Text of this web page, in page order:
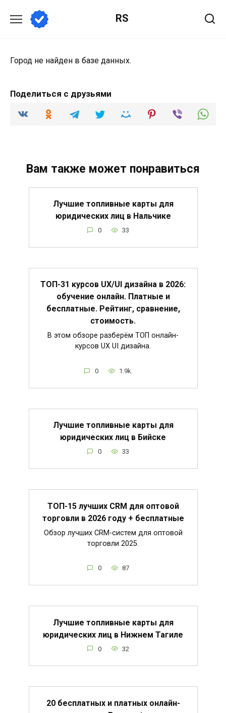
содержанию
RS
Город не найден в базе данных.
Поделиться с друзьями
Вам также может понравиться
Лучшие топливные карты для
юридических лиц в Нальчике
0 33
ТОП-31 курсов UX/UI дизайна в 2026:
обучение онлайн. Платные и
бесплатные. Рейтинг, сравнение,
стоимость.
В этом обзоре разберём ТОП онлайн-
курсов UX UI дизайна.
0 1.9k.
Лучшие топливные карты для
юридических лиц в Бийске
0 33
ТОП-15 лучших CRM для оптовой
торговли в 2026 году + бесплатные
Обзор лучших CRM-систем для оптовой
торговли 2025.
0 87
Лучшие топливные карты для
юридических лиц в Нижнем Тагиле
0 32
20 бесплатных и платных онлайн-